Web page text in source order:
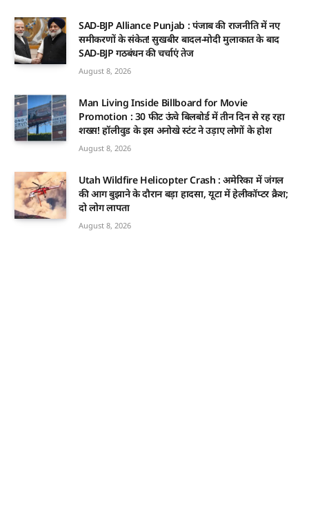
SAD-BJP Alliance Punjab : पंजाब की राजनीति में नए
समीकरणों के संकेत! सुखबीर बादल-मोदी मुलाकात के बाद
SAD-BJP गठबंधन की चर्चाएं तेज
August 8, 2026
Man Living Inside Billboard for Movie
Promotion : 30 फीट ऊंचे बिलबोर्ड में तीन दिन से रह रहा
शख्स! हॉलीवुड के इस अनोखे स्टंट ने उड़ाए लोगों के होश
August 8, 2026
Utah Wildfire Helicopter Crash : अमेरिका में जंगल
की आग बुझाने के दौरान बड़ा हादसा, यूटा में हेलीकॉप्टर क्रैश;
दो लोग लापता
August 8, 2026